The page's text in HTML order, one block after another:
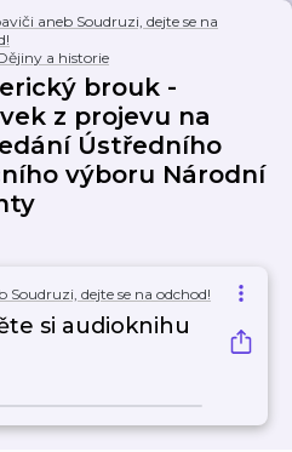
aneb Soudruzi, dejte se na
a historie
brouk -
z projevu na
Ústředního
výboru Národní
Soudruzi, dejte se na odchod!
si audioknihu